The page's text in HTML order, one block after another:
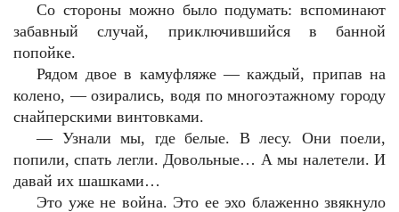
Со стороны можно было подумать: вспоминают
забавный случай, приключившийся в банной
попойке.
Рядом двое в камуфляже — каждый, припав на
колено, — озирались, водя по многоэтажному городу
снайперскими винтовками.
— Узнали мы, где белые. В лесу. Они поели,
попили, спать легли. Довольные… А мы налетели. И
давай их шашками…
Это уже не война. Это ее эхо блаженно звякнуло